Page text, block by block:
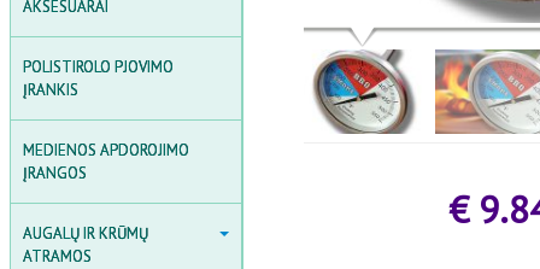
AKSESUARAI
INDUKCIJOS ŠILDYTUVAI
SUVIRINIMO ĮRANGOS
POLISTIROLO PJOVIMO
ĮRANKIS
MEDIENOS APDOROJIMO
ĮRANGOS
AUGALŲ IR KRŪMŲ
ATRAMOS
AUGALŲ IR KRŪMŲ ATRAMOS€